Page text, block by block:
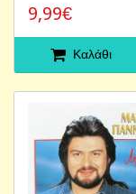
9,99€
Καλάθι